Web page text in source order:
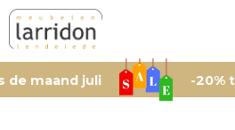
juli -20% tot -